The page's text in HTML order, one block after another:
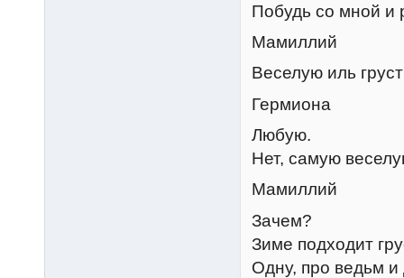
Побудь со мной и
Мамиллий
Веселую иль
Гермиона
Любую.
Нет, самую
Мамиллий
Зачем?
Зиме подходит
Одну, про ведьм и